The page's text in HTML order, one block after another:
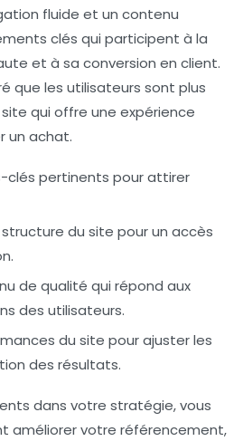
fluide et un contenu
clés qui participent à la
et à sa conversion en client.
que les utilisateurs sont plus
qui offre une expérience
un achat.
clés pertinents pour attirer
du site pour un accès
de qualité qui répond aux
des utilisateurs.
du site pour ajuster les
des résultats.
dans votre stratégie, vous
améliorer votre référencement,